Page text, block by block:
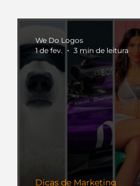
Dicas de Marketing
We Do Logos
1 de fev.
3 min de leitura